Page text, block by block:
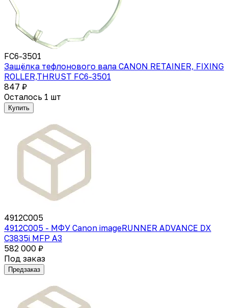
FC6-3501
Защёлка тефлонового вала CANON RETAINER, FIXING
ROLLER,THRUST FC6-3501
847 ₽
Осталось 1 шт
Купить
4912C005
4912C005 - МФУ Canon imageRUNNER ADVANCE DX
C3835i MFP А3
582 000 ₽
Под заказ
Предзаказ